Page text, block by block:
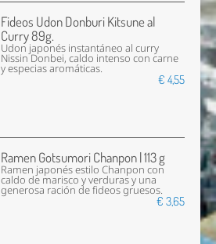
Fideos Udon Donburi Kitsune al
Curry 89g.
Udon japonés instantáneo al curry
Nissin Donbei, caldo intenso con carne
y especias aromáticas.
€ 4,55
Ramen Gotsumori Chanpon | 113 g
Ramen japonés estilo Chanpon con
caldo de marisco y verduras y una
generosa ración de fideos gruesos.
€ 3,65